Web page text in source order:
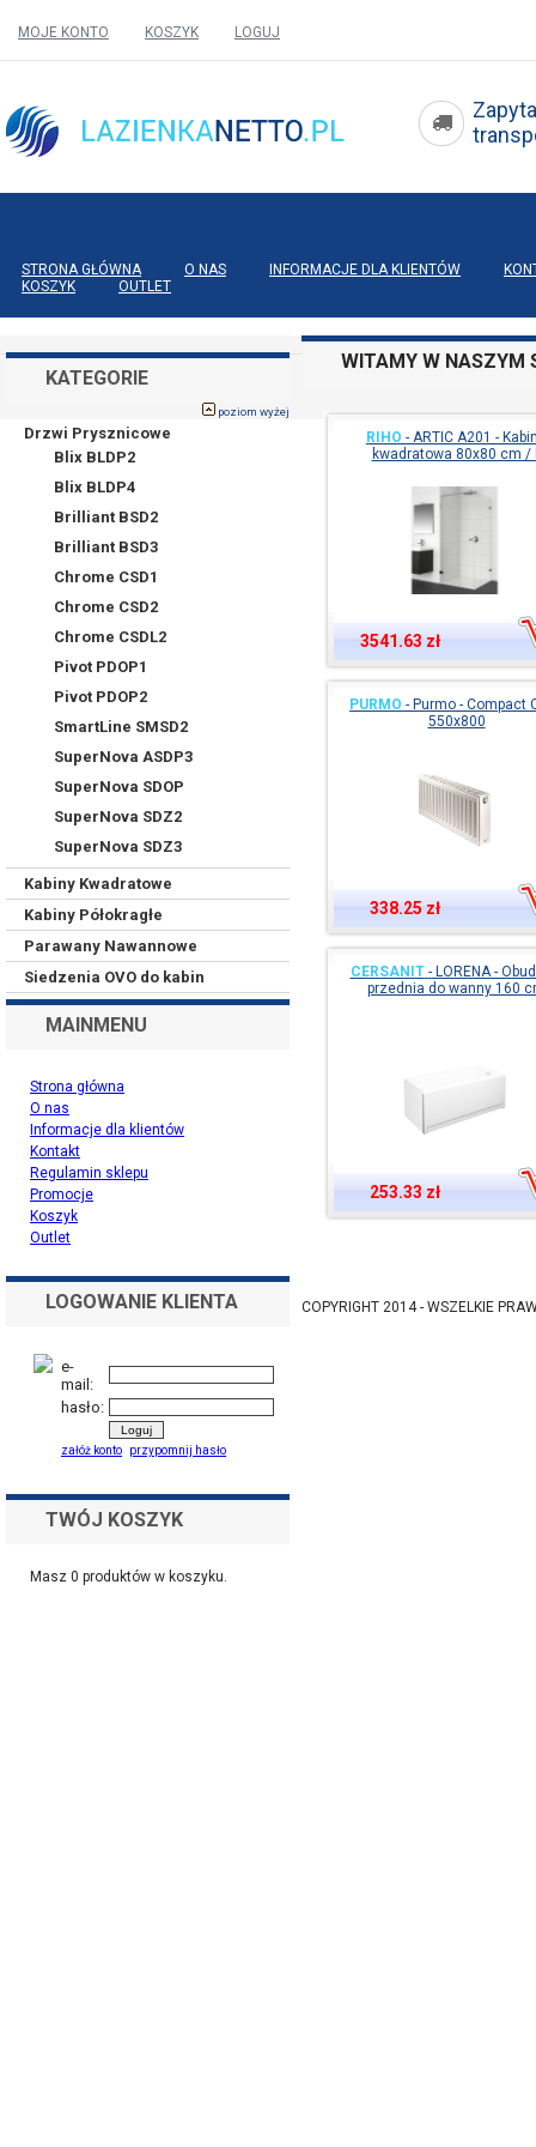
MOJE KONTO KOSZYK LOGUJ
STRONA GŁÓWNA O NAS INFORMACJE DLA KLIENTÓW
KOSZYK
OUTLET
KATEGORIE
poziom wyżej
Drzwi Prysznicowe
Blix BLDP2
Blix BLDP4
Brilliant BSD2
Brilliant BSD3
Chrome CSD1
Chrome CSD2
Chrome CSDL2
Pivot PDOP1
Pivot PDOP2
SmartLine SMSD2
SuperNova ASDP3
SuperNova SDOP
SuperNova SDZ2
SuperNova SDZ3
Kabiny Kwadratowe
Kabiny Półokragłe
Parawany Nawannowe
Siedzenia OVO do kabin
MAINMENU
Strona główna
O nas
Informacje dla klientów
Kontakt
Regulamin sklepu
Promocje
Koszyk
Outlet
LOGOWANIE KLIENTA
e-
mail:
hasło:
załóż konto przypomnij hasło
TWÓJ KOSZYK
Masz 0 produktów w koszyku.
WITAMY W NASZYM
RIHO - ARTIC A201 -
kwadratowa 80x80 cm /
3541.63 zł
PURMO - Purmo - Compact
550x800
338.25 zł
CERSANIT -LORENA -
przednia do wanny 160
253.33 zł
COPYRIGHT 2014 - WSZELKIE